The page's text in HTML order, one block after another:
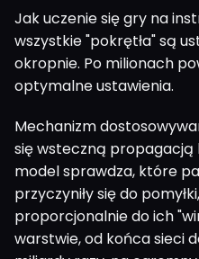
Jak uczenie się gry na
wszystkie "pokrętła" są
okropnie. Po milionach
optymalne ustawienia.
Mechanizm
się wsteczną propagacją
model sprawdza, które
przyczyniły się do
proporcjonalnie do ich
warstwie, od końca sieci